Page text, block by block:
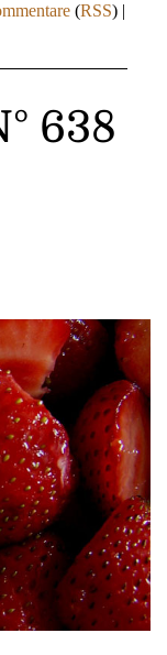
(RSS) |
638